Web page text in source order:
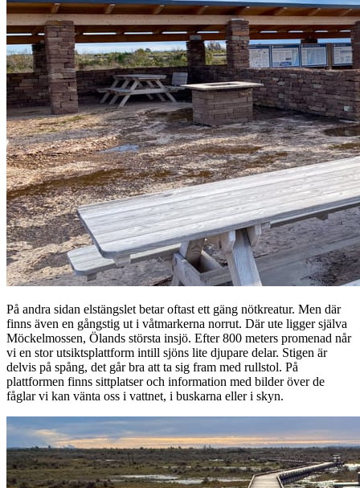
På andra sidan elstängslet betar oftast ett gäng nötkreatur. Men där
finns även en gångstig ut i våtmarkerna norrut. Där ute ligger själva
Möckelmossen, Ölands största insjö. Efter 800 meters promenad når
vi en stor utsiktsplattform intill sjöns lite djupare delar. Stigen är
delvis på spång, det går bra att ta sig fram med rullstol. På
plattformen finns sittplatser och information med bilder över de
fåglar vi kan vänta oss i vattnet, i buskarna eller i skyn.